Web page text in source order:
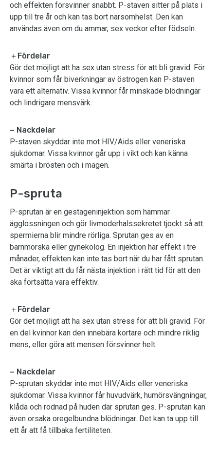
och effekten försvinner snabbt. P-staven sitter på plats i
upp till tre år och kan tas bort närsomhelst. Den kan
användas även om du ammar, sex veckor efter födseln.
＋Fördelar
Gör det möjligt att ha sex utan stress för att bli gravid. För
kvinnor som får biverkningar av östrogen kan P-staven
vara ett alternativ. Vissa kvinnor får minskade blödningar
och lindrigare mensvärk.
− Nackdelar
P-staven skyddar inte mot HIV/Aids eller veneriska
sjukdomar. Vissa kvinnor går upp i vikt och kan känna
smärta i brösten och i magen.
P-spruta
P-sprutan är en gestageninjektion som hämmar
ägglossningen och gör livmoderhalssekretet tjockt så att
spermierna blir mindre rörliga. Sprutan ges av en
barnmorska eller gynekolog. En injektion har effekt i tre
månader, effekten kan inte tas bort när du har fått sprutan.
Det är viktigt att du får nästa injektion i rätt tid för att den
ska fortsätta vara effektiv.
＋Fördelar
Gör det möjligt att ha sex utan stress för att bli gravid. För
en del kvinnor kan den innebära kortare och mindre riklig
mens, eller göra att mensen försvinner helt.
− Nackdelar
P-sprutan skyddar inte mot HIV/Aids eller veneriska
sjukdomar. Vissa kvinnor får huvudvärk, humörsvängningar,
klåda och rodnad på huden där sprutan ges. P-sprutan kan
även orsaka oregelbundna blödningar. Det kan ta upp till
ett år att få tillbaka fertiliteten.